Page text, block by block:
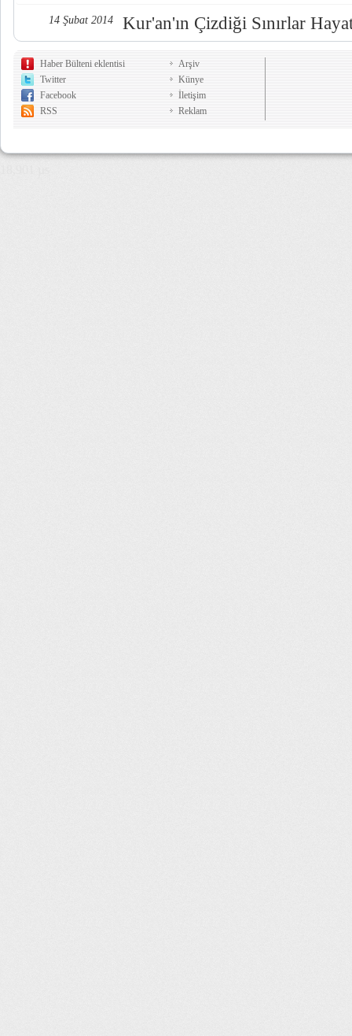
14 Şubat 2014 Kur'an'ın Çizdiği Sınırlar
Haber Bülteni eklentisi
Twitter
Facebook
RSS
Arşiv
Künye
İletişim
Reklam